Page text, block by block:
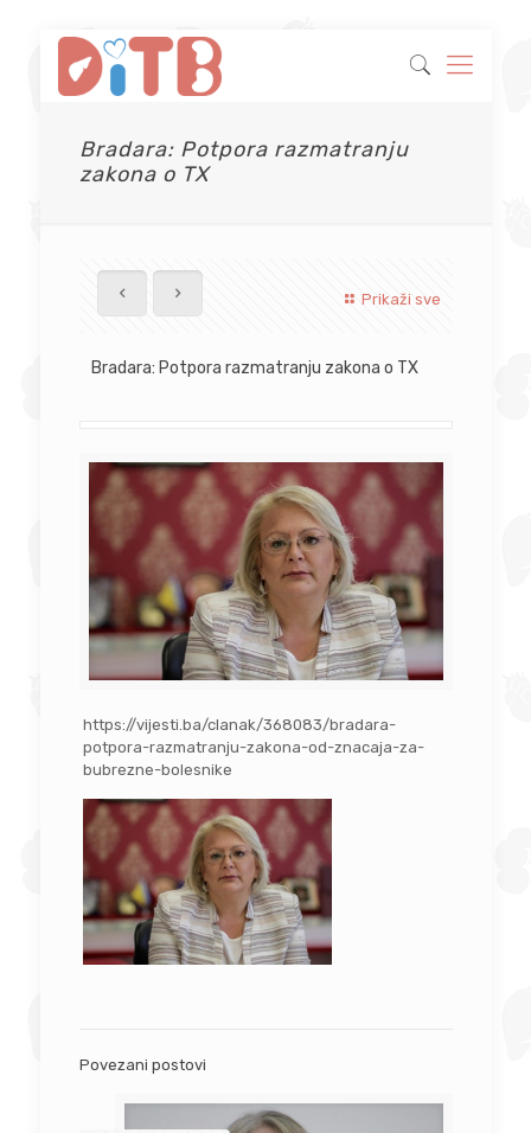
Bradara: Potpora razmatranju
zakona o TX
Prikaži sve
Bradara: Potpora razmatranju zakona o TX
https://vijesti.ba/clanak/368083/bradara-
potpora-razmatranju-zakona-od-znacaja-za-
bubrezne-bolesnike
Povezani postovi